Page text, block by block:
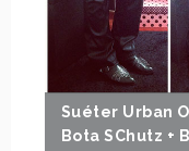
Suéter Urban
Bota SChutz +